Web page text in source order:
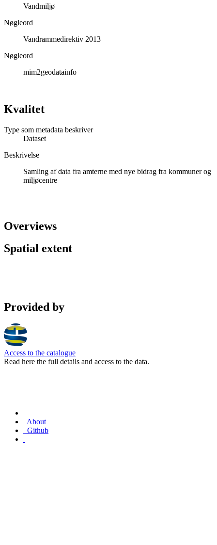
Vandmiljø
Nøgleord
Vandrammedirektiv 2013
Nøgleord
mim2geodatainfo
Kvalitet
Type som metadata beskriver
Dataset
Beskrivelse
Samling af data fra amterne med nye bidrag fra kommuner og
miljøcentre
Overviews
Spatial extent
Provided by
Access to the catalogue
Read here the full details and access to the data.
About
Github